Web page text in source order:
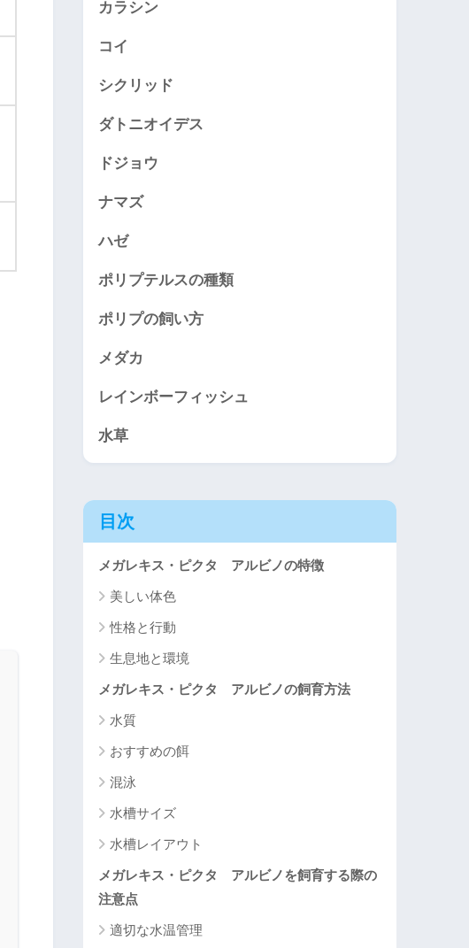
カラシン
コイ
シクリッド
ダトニオイデス
ドジョウ
ナマズ
ハゼ
ポリプテルスの種類
ポリプの飼い方
メダカ
レインボーフィッシュ
水草
目次
メガレキス・ピクタ アルビノの特徴
美しい体色
性格と行動
生息地と環境
メガレキス・ピクタ アルビノの飼育方法
水質
おすすめの餌
混泳
水槽サイズ
水槽レイアウト
メガレキス・ピクタ アルビノを飼育する際の
注意点
適切な水温管理